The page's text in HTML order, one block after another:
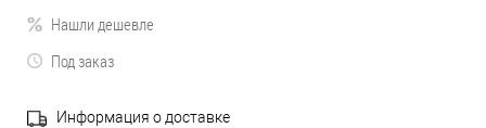
Нашли дешевле
Под заказ
Информация о доставке